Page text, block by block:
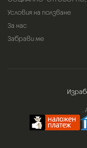
Условия на ползване
За нас
Забрави ме
.